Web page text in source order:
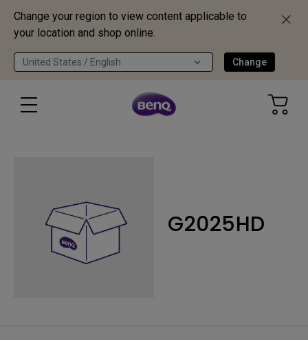
Change your region to view content applicable to
your location and shop online.
United States / English Change
G2025HD